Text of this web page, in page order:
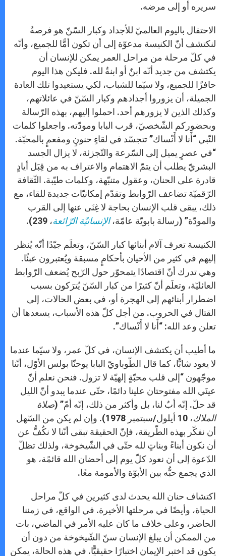
سريره أو إلى مرضه.
الاحتفال باليوم العالميّ للأجداد وكبار السّنّ هو فرصةٌ
لنكتشف أنّ الكنيسة مدعوّة إلى أن تكون أمًّا للجميع، وأنّه
في كلّ مرحلة من مراحل العمر يمكن للإنسان أن
يكتشف من جديد أنّه ابنٌ أو ابنةٌ لله. فليكن هذا اليوم
حافزًا للجميع، ولا سيّما للشباب، لكي يستعيدوا تلك العادة
الجميلة، أن يزوروا أجدادهم وكبار السّنّ في عائلاتهم،
وكذلك الذين لا يزورهم أحد. احملوا إليهم، بهذه الرّسالة
وبحضوركم الشّخصيّ، قرب البابا ومودّته. واجعلوا كلمات
النّبي “أَنا لا أَنْساك” تتجسّد في لقاءٍ حنونٍ ومفعمٍ بالمحبّة.
“في عصرٍ يميل إلى السّرعة والتّجزئة، لا يزال الجسد
البشريّ يطلب أن يتمّ الاهتمام والاعتراف به من قِبَل أيادٍ
قادرة على الحنان، وعقول متنبّهة، وكلمات طيّبة. الثّقافة
الرّقميّة تضاعف الرّوابط وتقدّم إمكانيّات جديدة للقاء، مع
ذلك، يبقى قلب الإنسان بحاجة لا غِنَى عنها إلى القرب
والمودّة” (رسالة بابويّة عامّة،الإنسانيّة الرّائعة، 239).
الكنيسة تعرف آلام أبنائها كبار السّنّ، وتعلَم جيّدًا أنّه يُنظر
إليهم في كثير من الأحيان بأحكامٍ مسبقة ويُعتبرون عبئًا.
وهي تدرك أنّ اقتصادًا يتمحوّر حول الرّبح يُضعف الرّوابط
العائليّة، وتعلَم أنّ كثيرًا من كبار السّنّ يُترَكون بسبب
اضطرار أبنائهم إلى الهجرة أو، في بعض الحالات، إلى
القتال في الحروب. من أجل كلّ هذه الأسباب، يسعدها أن
تعلن وعد الله: “أَنا لا أَنْساك”.
ما أطيب أن يكتشف الإنسان، في كلّ عمر، ولا سيّما عندما
لا يعود شابًّا، كما قال الطّوباويّ البابا يوحنّا بولس الأوّل، أنّنا
موجّهون “إلى قلب محبّةٍ إلهيّة لا تزول. فنحن نعلم أنّ
عينَي الله مفتوحتان علينا دائمًا، حتّى عندما يبدو أنّ الليل
قد حلّ. إنّه أبٌ لنا، بل وأكثر من ذلك، إنّه أمّ” (صلاة
الملاك
، 10 أيلول/سبتمبر 1978). وإن لم يكن من السّهل
أن نفكّر بهذه الطّريقة، فإنّ الحقيقة تبقى أنّنا لا نكُفُّ عن
أن نكون أبناءً وبناتٍ لله حتّى في الشّيخوخة، ولذلك تظلّ
الدّعوة إلى أن نعود كلّ يوم إلى أحضان الله قائمًة، هو
الذي يجمع حبُّه بين الأبوّة والأمومة معًا.
اكتشاف حنان الله يحدث لدى كثيرين في كلّ مراحل
الحياة، وأيضًا في مرحلتها الأخيرة. في الواقع، في زمننا
الحاضر، وعلى خلاف ما كان عليه الأمر في الماضي، بات
من الممكن أن يبلغ الإنسان سنّ الشّيخوخة من دون أن
يكون قد اختبر الإيمان اختبارًا حقيقيًّا. في هذه الحالة، يمكن